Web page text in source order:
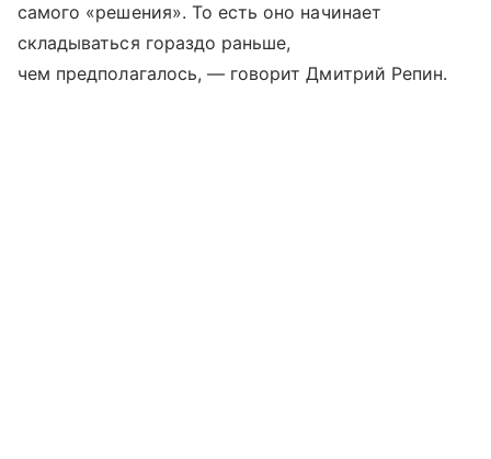
самого «решения». То есть оно начинает
складываться гораздо раньше,
чем предполагалось, — говорит Дмитрий Репин.